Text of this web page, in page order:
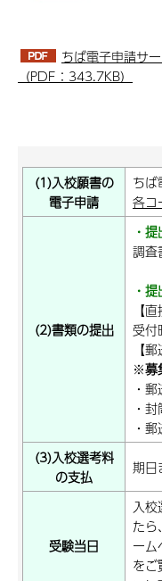
ちば電子申請サ
（PDF：343.7KB）
(1)入校願書の
電子申請
ち
各コ
(2)書類の提出
・
調査
・
【
受
【
※募
・
・封
・
(3)入校選考料
の支払
期日
受験当日
入
たら
ー
をご